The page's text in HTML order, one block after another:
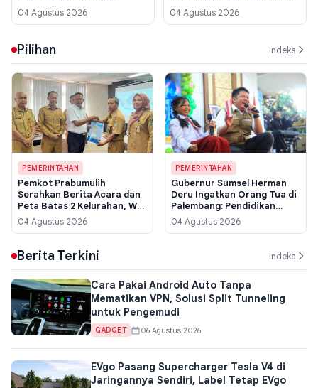
Tengah Jago Live
Streaming untuk Closing
04 Agustus 2026 04 Agustus 2026
Pilihan Indeks
PEMERINTAHAN
Pemkot Prabumulih
Serahkan Berita Acara dan
Peta Batas 2 Kelurahan, Wali
Kota: Cegah Sengketa
Wilayah di Masa Depan
04 Agustus 2026
PEMERINTAHAN
Gubernur Sumsel Herman
Deru Ingatkan Orang Tua di
Palembang: Pendidikan
Karakter Anak Tak Cukup
Lewat Teori, Harus Lewat
04 Agustus 2026
Berita Terkini Indeks
Cara Pakai Android Auto Tanpa
Mematikan VPN, Solusi Split Tunneling
untuk Pengemudi
GADGET 06 Agustus 2026
EVgo Pasang Supercharger Tesla V4 di
Jaringannya Sendiri, Label Tetap EVgo